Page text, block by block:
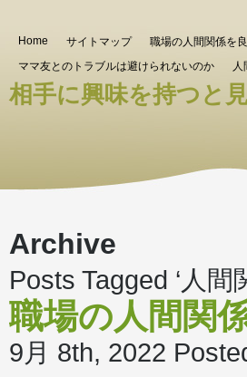
Home サイトマップ 職場の人間関係を
ママ友とのトラブルは避けられないのか
人
相手に興味を持つと
Archive
Posts Tagged ‘人間
職場の人間関
9月 8th, 2022